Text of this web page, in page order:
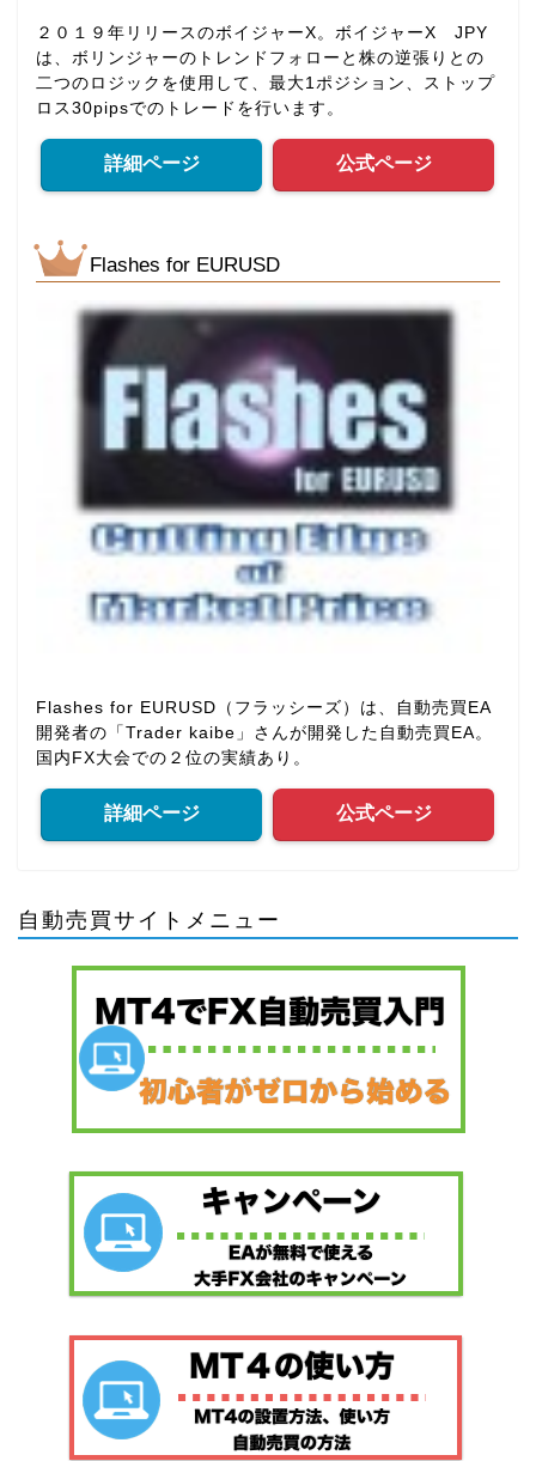
２０１９年リリースのボイジャーX。ボイジャーX JPY
は、ボリンジャーのトレンドフォローと株の逆張りとの
二つのロジックを使用して、最大1ポジション、ストップ
ロス30pipsでのトレードを行います。
詳細ページ 公式ページ
Flashes for EURUSD
Flashes for EURUSD（フラッシーズ）は、自動売買EA
開発者の「Trader kaibe」さんが開発した自動売買EA。
国内FX大会での２位の実績あり。
詳細ページ 公式ページ
自動売買サイトメニュー